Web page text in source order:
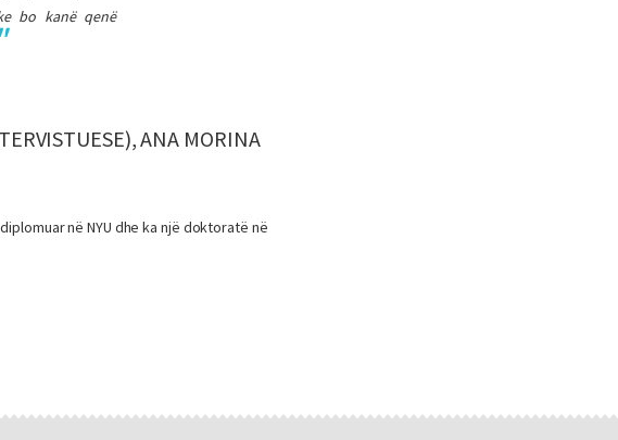
bo kanë qenë
ANA MORINA
në NYU dhe ka një doktoratë në